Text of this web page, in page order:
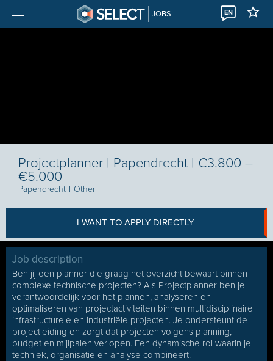
JOBS EN
Projectplanner | Papendrecht | €3.800 –
€5.000
Papendrecht I Other
I WANT TO APPLY DIRECTLY
Job description
Ben jij een planner die graag het overzicht bewaart binnen
complexe technische projecten? Als Projectplanner ben je
verantwoordelijk voor het plannen, analyseren en
optimaliseren van projectactiviteiten binnen multidisciplinaire
infrastructurele en industriële projecten. Je ondersteunt de
projectleiding en zorgt dat projecten volgens planning,
budget en mijlpalen verlopen. Een dynamische rol waarin je
techniek, organisatie en analyse combineert.